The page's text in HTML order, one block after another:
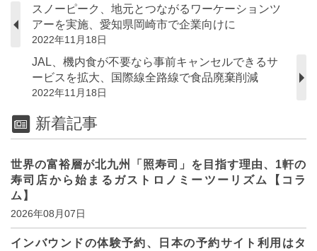
スノーピーク、地元とつながるワーケーションツ
アーを実施、愛知県岡崎市で企業向けに
2022年11月18日
JAL、機内食が不要なら事前キャンセルできるサ
ービスを拡大、国際線全路線で食品廃棄削減
2022年11月18日
新着記事
世界の富裕層が北九州「照寿司」を目指す理由、1軒の
寿司店から始まるガストロノミーツーリズム【コラ
ム】
2026年08月07日
インバウンドの体験予約、日本の予約サイト利用はタ